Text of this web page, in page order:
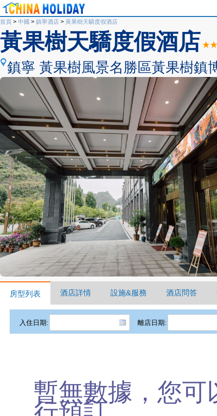
首頁 > 中國 > 鎮寧酒店 > 黃果樹天驕度假酒店
黃果樹天驕度假酒店
鎮寧 黃果樹風景名勝區黃果樹鎮
房型列表 酒店詳情 設施&服務 酒店問答
入住日期: 離店日期:
暫無數據，您可